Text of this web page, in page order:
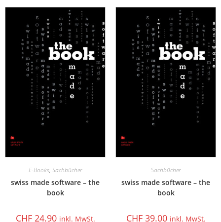
E-Books, Sachbücher
swiss made software – the
book
CHF24.90 inkl. MwSt.
Sachbücher
swiss made software – the
book
CHF39.00 inkl. MwSt.